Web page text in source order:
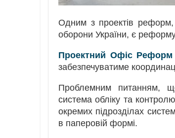
Одним з проектів реформ,
оборони України, є
Проектний Офіс Реформ
забезпечуватиме
Проблемним питанням,
система обліку та
окремих підрозділах
в паперовій формі.